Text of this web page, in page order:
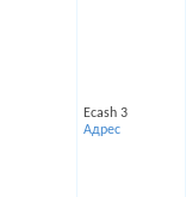
Ecash 3
Адрес